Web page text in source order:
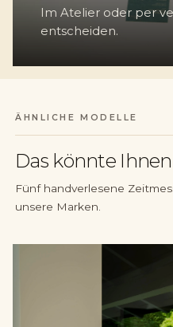
Im Atelier oder per
entscheiden.
ÄHNLICHE MODELLE
Das könnte
Fünf handverlesene
unsere Marken.